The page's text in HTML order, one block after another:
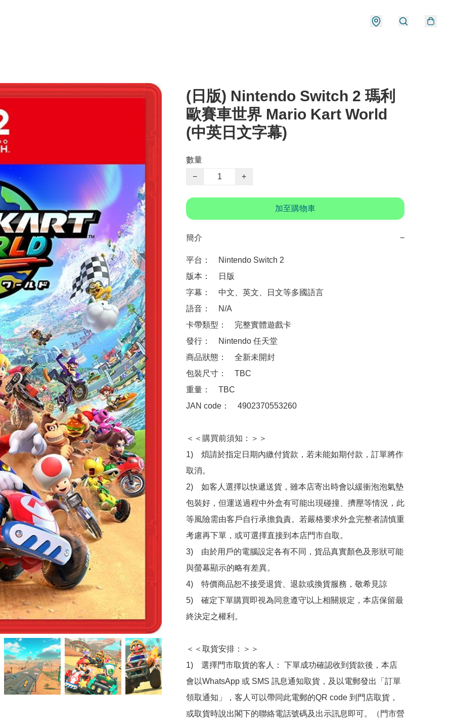
(日版) Nintendo Switch 2 瑪利
歐賽車世界 Mario Kart World
(中英日文字幕)
數量
−
+
加至購物車
簡介 −
平台：　Nintendo Switch 2
版本：　日版
字幕：　中文、英文、日文等多國語言
語音：　N/A
卡帶類型：　完整實體遊戲卡
發行：　Nintendo 任天堂
商品狀態：　全新未開封
包裝尺寸：　TBC
重量：　TBC
JAN code：　4902370553260
＜＜購買前須知：＞＞
1)　煩請於指定日期內繳付貨款，若未能如期付款，訂單將作
取消。
2)　如客人選擇以快遞送貨，雖本店寄出時會以緩衝泡泡氣墊
包裝好，但運送過程中外盒有可能出現碰撞、擠壓等情況，此
等風險需由客戶自行承擔負責。若嚴格要求外盒完整者請慎重
考慮再下單，或可選擇直接到本店門市自取。
3)　由於用戶的電腦設定各有不同，貨品真實顏色及形狀可能
與螢幕顯示的略有差異。
4)　特價商品恕不接受退貨、退款或換貨服務，敬希見諒
5)　確定下單購買即視為同意遵守以上相關規定，本店保留最
終決定之權利。
＜＜取貨安排：＞＞
1)　選擇門市取貨的客人： 下單成功確認收到貨款後，本店
會以WhatsApp 或 SMS 訊息通知取貨，及以電郵發出「訂單
領取通知」，客人可以帶同此電郵的QR code 到門店取貨，
或取貨時說出閣下的聯絡電話號碼及出示訊息即可。（門市營